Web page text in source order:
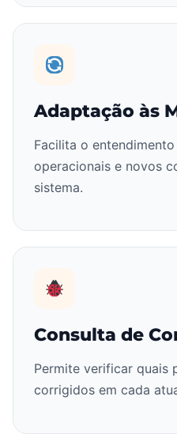
Adaptação às
Facilita o
operacionais e novos
sistema.
Consulta de
Permite verificar quais
corrigidos em cada